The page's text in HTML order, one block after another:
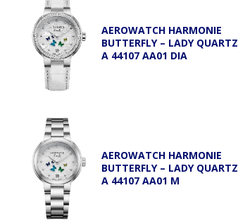
AEROWATCH HARMONIE
BUTTERFLY – LADY QUARTZ
A 44107 AA01 DIA
AEROWATCH HARMONIE
BUTTERFLY – LADY QUARTZ
A 44107 AA01 M